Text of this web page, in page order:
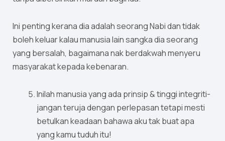
Ini penting kerana dia adalah seorang Nabi dan tidak
boleh keluar kalau manusia lain sangka dia seorang
yang bersalah, bagaimana nak berdakwah menyeru
masyarakat kepada kebenaran.
Inilah manusia yang ada prinsip & tinggi integriti-
jangan teruja dengan perlepasan tetapi mesti
betulkan keadaan bahawa aku tak buat apa
yang kamu tuduh itu!